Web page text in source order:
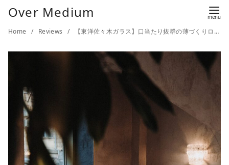
Over Medium
Home Reviews 【東洋佐々木ガラス】口当たり抜群の薄づくりロックグラス【うすはりグラス】【耐久性あり】